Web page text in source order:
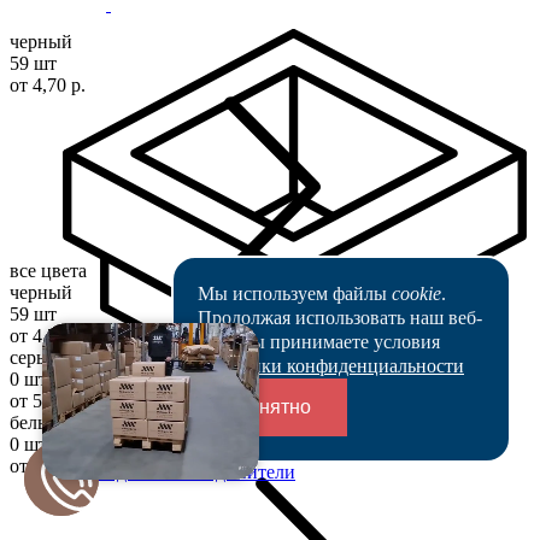
Переходники и соединители
черный
59 шт
от 4,70 р.
все цвета
черный
59 шт
от 4,70 р.
серый
0 шт
от 5,64 р.
белый
0 шт
от 5,64 р.
Мы используем файлы cookie.
Продолжая использовать наш веб-
сайт, вы принимаете условия
Политики конфиденциальности
Понятно